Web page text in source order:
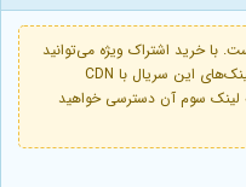
با خرید اشتراک ویژه می‌توانید
هر 24 ساعت یک‌بار درخواست همگام‌سازی لینک‌های این سریال با CDN
لینک سوم آن دسترسی خواهید